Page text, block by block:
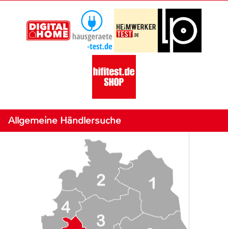
Allgemeine Händlersuche